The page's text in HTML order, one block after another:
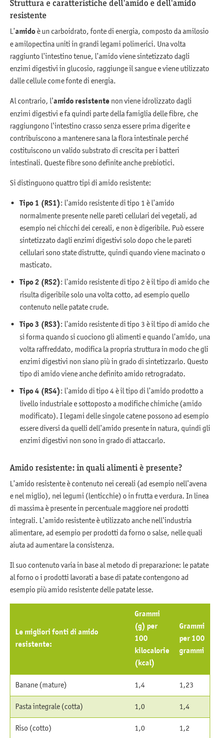
Struttura e caratteristiche dell’amido e dell’amido
resistente
L’amidoè un carboidrato, fonte di energia, composto da amilosio
e amilopectina uniti in grandi legami polimerici. Una volta
raggiunto l’intestino tenue, l’amido viene sintetizzato dagli
enzimi digestivi in glucosio, raggiunge il sangue e viene utilizzato
dalle cellule come fonte di energia.
Al contrario, l’amido resistente non viene idrolizzato dagli
enzimi digestivi e fa quindi parte della famiglia delle fibre, che
raggiungono l’intestino crasso senza essere prima digerite e
contribuiscono a mantenere sana la flora intestinale perché
costituiscono un valido substrato di crescita per i batteri
intestinali. Queste fibre sono definite anche prebiotici.
Si distinguono quattro tipi di amido resistente:
Tipo 1 (RS1): l’amido resistente di tipo 1 è l’amido
normalmente presente nelle pareti cellulari dei vegetali, ad
esempio nei chicchi dei cereali, e non è digeribile. Può essere
sintetizzato dagli enzimi digestivi solo dopo che le pareti
cellulari sono state distrutte, quindi quando viene macinato o
masticato.
Tipo 2 (RS2): l’amido resistente di tipo 2 è il tipo di amido che
risulta digeribile solo una volta cotto, ad esempio quello
contenuto nelle patate crude.
Tipo 3 (RS3): l’amido resistente di tipo 3 è il tipo di amido che
si forma quando si cuociono gli alimenti e quando l’amido, una
volta raffreddato, modifica la propria struttura in modo che gli
enzimi digestivi non siano più in grado di sintetizzarlo. Questo
tipo di amido viene anche definito amido retrogradato.
Tipo 4 (RS4): l’amido di tipo 4 è il tipo di l’amido prodotto a
livello industriale e sottoposto a modifiche chimiche (amido
modificato). I legami delle singole catene possono ad esempio
essere diversi da quelli dell’amido presente in natura, quindi gli
enzimi digestivi non sono in grado di attaccarlo.
Amido resistente: in quali alimenti è presente?
L’amido resistente è contenuto nei cereali (ad esempio nell’avena
e nel miglio), nei legumi (lenticchie) o in frutta e verdura. In linea
di massima è presente in percentuale maggiore nei prodotti
integrali. L’amido resistente è utilizzato anche nell’industria
alimentare, ad esempio per prodotti da forno o salse, nelle quali
aiuta ad aumentare la consistenza.
Il suo contenuto varia in base al metodo di preparazione: le patate
al forno o i prodotti lavorati a base di patate contengono ad
esempio più amido resistente delle patate lesse.
Le migliori fonti di amido
resistente:
Grammi
(g) per
100
kilocalorie
(kcal)
Grammi
per 100
grammi
Banane (mature) 1,4 1,23
Pasta integrale (cotta) 1,0 1,4
Riso (cotto) 1,0 1,2